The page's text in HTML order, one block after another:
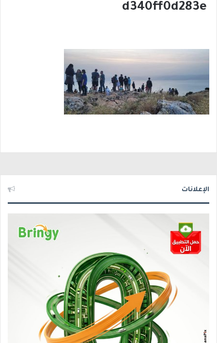
d340ff0d283e
الإعلانات